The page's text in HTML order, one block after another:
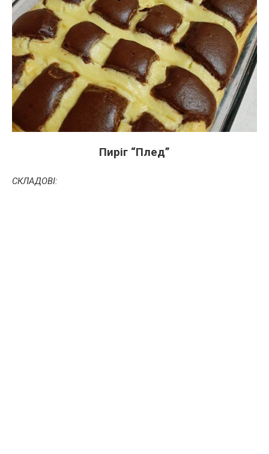
Пиріг “Плед”
СКЛАДОВІ: